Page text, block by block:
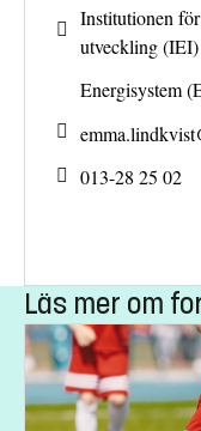
Institutionen
utveckling (IEI)
Energisystem
013-28 25 02
Läs mer om